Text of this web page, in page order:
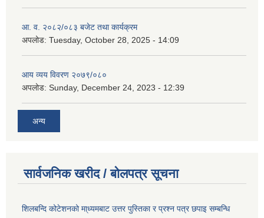
आ. व. २०८२/०८३ बजेट तथा कार्यक्रम
अपलोड: Tuesday, October 28, 2025 - 14:09
आय व्यय विवरण २०७९/०८०
अपलोड: Sunday, December 24, 2023 - 12:39
अन्य
सार्वजनिक खरीद / बोलपत्र सूचना
शिलबन्दि कोटेशनको मा्ध्यमबाट उत्तर पुस्तिका र प्रश्न पत्र छपाइ सम्बन्धि